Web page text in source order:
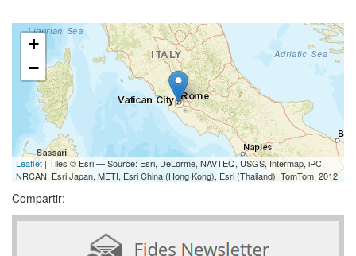
+
−
Leaflet | Tiles © Esri — Source: Esri, DeLorme, NAVTEQ, USGS, Intermap, iPC,
NRCAN, Esri Japan, METI, Esri China (Hong Kong), Esri (Thailand), TomTom, 2012
Compartir: